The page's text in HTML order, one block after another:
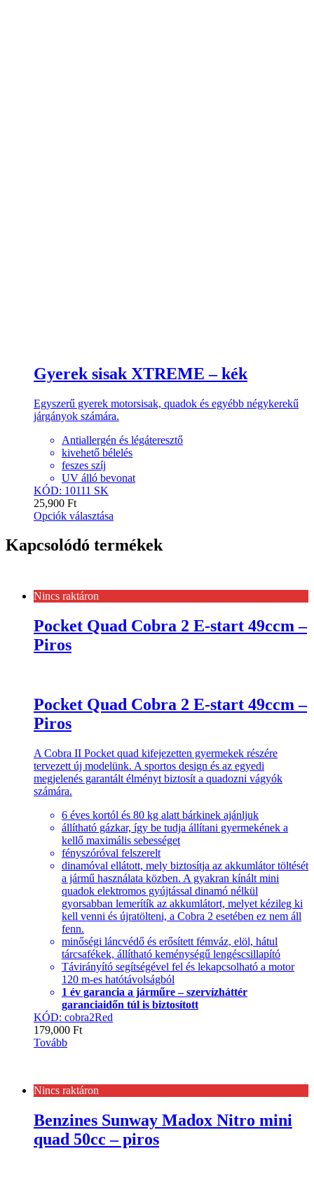
Gyerek sisak XTREME – kék
Egyszerű gyerek motorsisak, quadok és egyébb négykerekű
járgányok számára.
Antiallergén és légáteresztő
kivehető bélelés
feszes szíj
UV álló bevonat
KÓD: 10111 SK
25,900 Ft
Opciók választása
Kapcsolódó termékek
Nincs raktáron
Pocket Quad Cobra 2 E-start 49ccm –
Piros
Pocket Quad Cobra 2 E-start 49ccm –
Piros
A Cobra II Pocket quad kifejezetten gyermekek részére
tervezett új modelünk. A sportos design és az egyedi
megjelenés garantált élményt biztosít a quadozni vágyók
számára.
6 éves kortól és 80 kg alatt bárkinek ajánljuk
állítható gázkar, így be tudja állítani gyermekének a
kellő maximális sebességet
fényszóróval felszerelt
dinamóval ellátott, mely biztosítja az akkumlátor töltését
a jármű használata közben. A gyakran kínált mini
quadok elektromos gyújtással dinamó nélkül
gyorsabban lemerítík az akkumlátort, melyet kézileg ki
kell venni és újratölteni, a Cobra 2 esetében ez nem áll
fenn.
minőségi láncvédő és erősített fémváz, elöl, hátul
tárcsafékek, állítható keménységű lengéscsillapító
Távirányító segítségével fel és lekapcsolható a motor
120 m-es hatótávolságból
1 év garancia a járműre – szervízháttér
garanciaidőn túl is biztosított
KÓD: cobra2Red
179,000 Ft
Tovább
Nincs raktáron
Benzines Sunway Madox Nitro mini
quad 50cc – piros